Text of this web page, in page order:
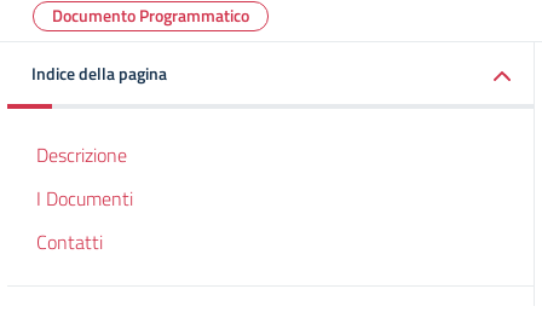
Documento Programmatico
Indice della pagina
Descrizione
I Documenti
Contatti